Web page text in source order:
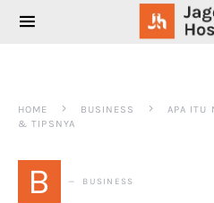
SEARCH FOR:
HOME BUSINESS
APA ITU
& TIPSNYA
B BUSINESS